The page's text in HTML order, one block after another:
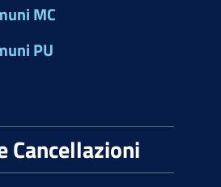
MC
PU
Cancellazioni